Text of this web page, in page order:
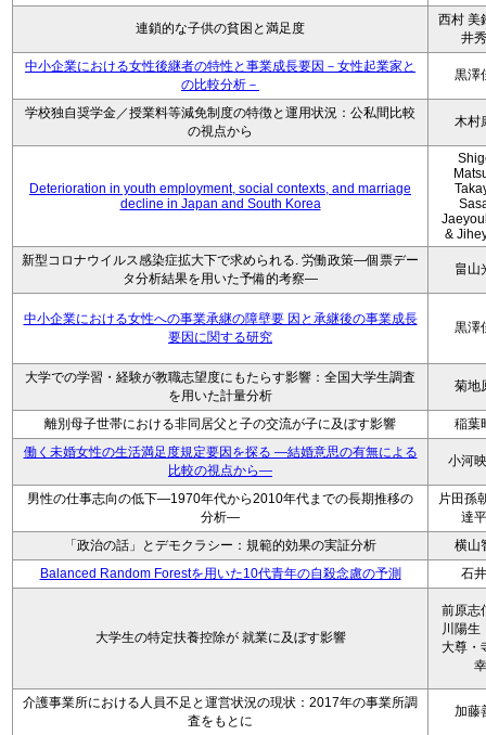
連鎖的な子供の貧困と満足度
西村 美
井
中小企業における女性後継者の特性と事業成長要因－女性起業家と
の比較分析－
黒澤
学校独自奨学金／授業料等減免制度の特徴と運用状況：公私間比較
の視点から
木村
Deterioration in youth employment, social contexts, and marriage
decline in Japan and South Korea
&
新型コロナウイルス感染症拡大下で求められる. 労働政策―個票デー
タ分析結果を用いた予備的考察―
畠山
中小企業における女性への事業承継の障壁要 因と承継後の事業成長
要因に関する研究
黒澤
大学での学習・経験が教職志望度にもたらす影響：全国大学生調査
を用いた計量分析
菊地
離別母子世帯における非同居父と子の交流が子に及ぼす影響
稲葉
働く未婚女性の生活満足度規定要因を探る ―結婚意思の有無による
比較の視点から―
小河
男性の仕事志向の低下―1970年代から2010年代までの長期推移の
分析―
片田孫
達
「政治の話」とデモクラシー：規範的効果の実証分析
横山
Balanced Random Forestを用いた10代青年の自殺念慮の予測
石
大学生の特定扶養控除が 就業に及ぼす影響
前原志
川陽生
大尊・
幸
介護事業所における人員不足と運営状況の現状：2017年の事業所調
査をもとに
加藤